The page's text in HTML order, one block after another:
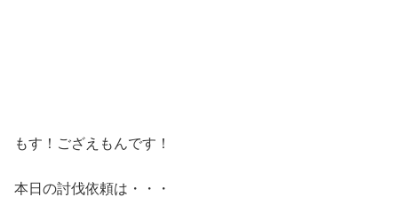
もす！ござえもんです！
本日の討伐依頼は・・・